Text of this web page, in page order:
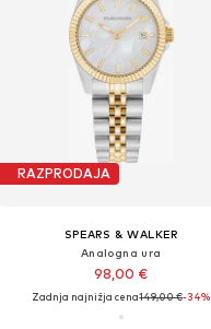
RAZPRODAJA
SPEARS & WALKER
Analogna ura
98,00 €
Zadnja najnižja cena149,00 €-34%